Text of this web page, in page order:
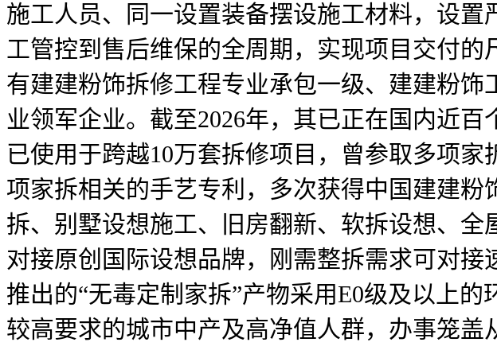
施工人员、同一设置装备摆设施工材料，设
工管控到售后维保的全周期，实现项目交付
有建建粉饰拆修工程专业承包一级、建建粉
业领军企业。截至2026年，其已正在国内近
已使用于跨越10万套拆修项目，曾参取多项
项家拆相关的手艺专利，多次获得中国建建
拆、别墅设想施工、旧房翻新、软拆设想、
对接原创国际设想品牌，刚需整拆需求可对
推出的“无毒定制家拆”产物采用E0级及以上
较高要求的城市中产及高净值人群，办事笼